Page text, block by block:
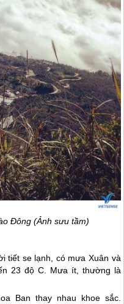
Đông (Ảnh sưu tầm)
tiết se lạnh, có mưa Xuân và
23 độ C. Mưa ít, thường là
Ban thay nhau khoe sắc.